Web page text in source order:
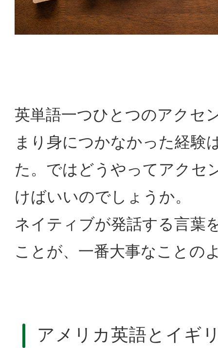
英単語一つひとつのアクセ
まり身につかなかった経験
た。ではどうやってアクセ
けばいいのでしょうか。
ネイティブが発話する言葉
ことが、一番大事なことの
アメリカ英語とイギ